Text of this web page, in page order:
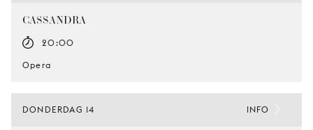
CASSANDRA
20:00
Opera
DONDERDAG 14 INFO